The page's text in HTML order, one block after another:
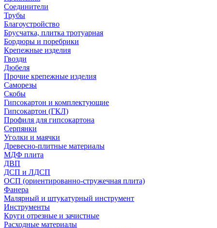
Соединители
Трубы
Благоустройство
Брусчатка, плитка тротуарная
Бордюры и поребрики
Крепежные изделия
Гвозди
Дюбеля
Прочие крепежные изделия
Саморезы
Скобы
Гипсокартон и комплектующие
Гипсокартон (ГКЛ)
Профиля для гипсокартона
Серпянки
Уголки и маячки
Древесно-плитные материалы
МДФ плита
ДВП
ДСП и ЛДСП
ОСП (ориентированно-стружечная плита)
Фанера
Малярный и штукатурный инструмент
Инструменты
Круги отрезные и зачистные
Расходные материалы